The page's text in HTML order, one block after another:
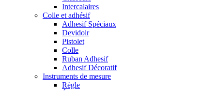
Intercalaires
Colle et adhésif
Adhesif Spéciaux
Devidoir
Pistolet
Colle
Ruban Adhesif
Adhesif Décoratif
Instruments de mesure
Règle